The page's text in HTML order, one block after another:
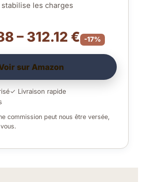
les charges
– 312.12 € -17%
sur Amazon
✓ Livraison rapide
commission peut nous être versée,